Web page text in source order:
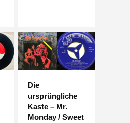
Die
ursprüngliche
Kaste – Mr.
Monday / Sweet